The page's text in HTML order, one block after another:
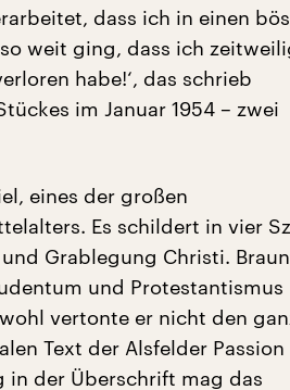
dass ich in einen
weit ging, dass ich
habe!‘, das schrieb
im Januar 1954 – zwei
eines der großen
Es schildert in vier
Grablegung Christi.
und Protestantismus
vertonte er nicht den
Text der Alsfelder Passion
in der Überschrift mag das